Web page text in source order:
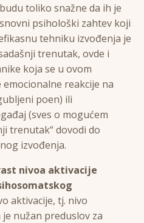
toliko snažne da ih je
psihološki zahtev koji
tehniku izvođenja je
trenutak, ovde i
koja se u ovom
reakcije na
poen) ili
(sves o mogućem
trenutak“ dovodi do
izvođenja.
nivoa aktivacije
aktivacije, tj. nivo
nužan preduslov za